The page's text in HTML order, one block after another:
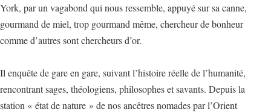
York, par un vagabond qui nous ressemble, appuyé sur sa canne,
gourmand de miel, trop gourmand même, chercheur de bonheur
comme d’autres sont chercheurs d’or.
Il enquête de gare en gare, suivant l’histoire réelle de l’humanité,
rencontrant sages, théologiens, philosophes et savants. Depuis la
station « état de nature » de nos ancêtres nomades par l’Orient